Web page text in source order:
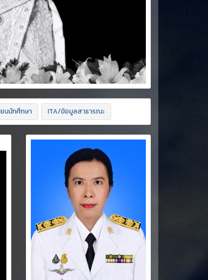
นนักศึกษา ITA/ข้อมูลสาธารณะ